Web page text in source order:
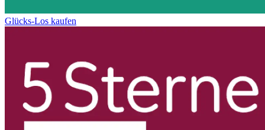
Glücks-Los kaufen